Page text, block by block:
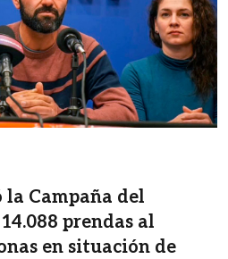
la Campaña del
prendas al
en situación de